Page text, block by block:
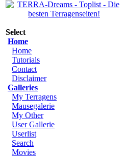
Select
Home
Home
Tutorials
Contact
Disclaimer
Galleries
My Terragens
Mausegalerie
My Other
User Gallerie
Userlist
Search
Movies